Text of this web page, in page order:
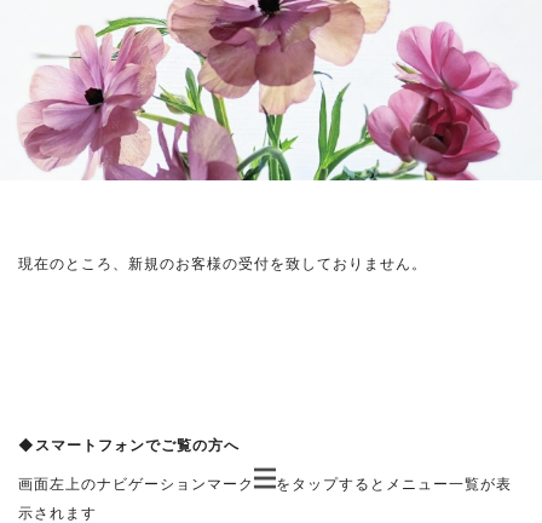
現在のところ、新規のお客様の受付を致しておりません。
◆スマートフォンでご覧の方へ
画面左上のナビゲーションマーク
をタップするとメニュー一覧が表
示されます